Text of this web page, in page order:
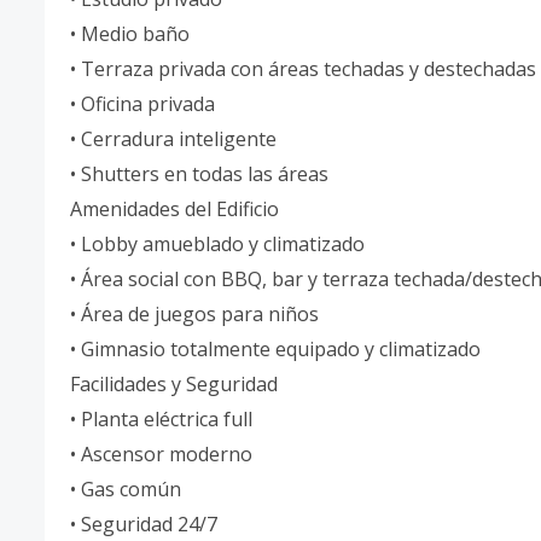
• Medio baño
• Terraza privada con áreas techadas y destechadas
• Oficina privada
• Cerradura inteligente
• Shutters en todas las áreas
Amenidades del Edificio
• Lobby amueblado y climatizado
• Área social con BBQ, bar y terraza techada/
• Área de juegos para niños
• Gimnasio totalmente equipado y climatizado
Facilidades y Seguridad
• Planta eléctrica full
• Ascensor moderno
• Gas común
• Seguridad 24/7